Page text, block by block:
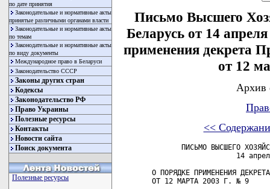
по дате принятия
Законодательные и нормативные акты
принятые различными органами власти
Законодательные и нормативные акты
по темам
Законодательные и нормативные акты
по виду документы
Международное право в Беларуси
Законодательство СССР
Законы других стран
Кодексы
Законодательство РФ
Право Украины
Полезные ресурсы
Контакты
Новости сайта
Поиск документа
Полезные ресурсы
Письмо Высшего
Беларусь от 14
применения декрета
от 12
Архив
<<
ПИСЬМО ВЫСШЕГО
14
О ПОРЯДКЕ ПРИМЕНЕНИЯ
ОТ 12 МАРТА 2003 Г. № 9